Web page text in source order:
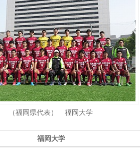
（福岡県代表） 福岡大学
福岡大学